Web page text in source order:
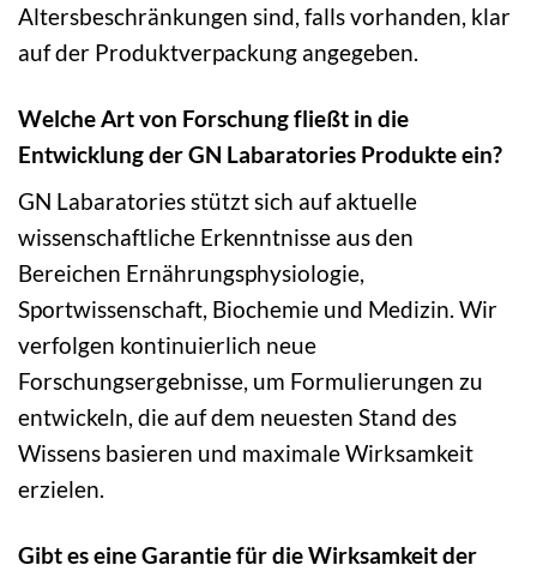
Altersbeschränkungen sind, falls vorhanden, klar
auf der Produktverpackung angegeben.
Welche Art von Forschung fließt in die
Entwicklung der GN Labaratories Produkte ein?
GN Labaratories stützt sich auf aktuelle
wissenschaftliche Erkenntnisse aus den
Bereichen Ernährungsphysiologie,
Sportwissenschaft, Biochemie und Medizin. Wir
verfolgen kontinuierlich neue
Forschungsergebnisse, um Formulierungen zu
entwickeln, die auf dem neuesten Stand des
Wissens basieren und maximale Wirksamkeit
erzielen.
Gibt es eine Garantie für die Wirksamkeit der